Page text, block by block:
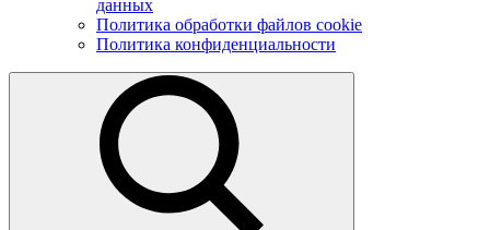
данных
Политика обработки файлов cookie
Политика конфиденциальности